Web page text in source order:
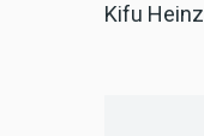
Kifu Heinz